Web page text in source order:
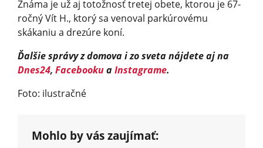
Známa je už aj totožnosť tretej obete, ktorou je 67-
ročný Vít H., ktorý sa venoval parkúrovému
skákaniu a drezúre koní.
Ďalšie správy z domova i zo sveta nájdete aj na
Dnes24, FacebookuaInstagrame.
Foto: ilustračné
Mohlo by vás zaujímať: